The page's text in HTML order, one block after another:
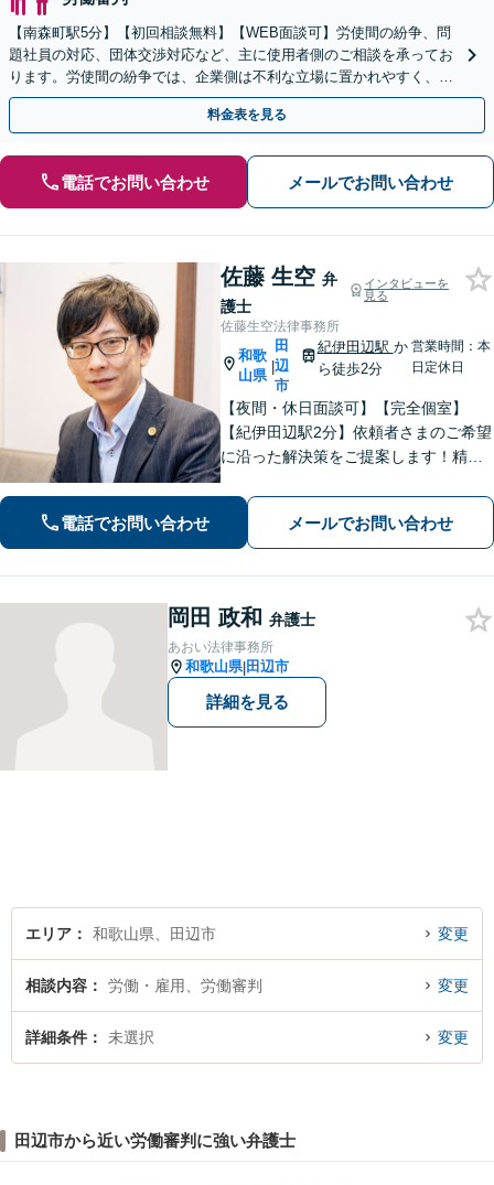
【南森町駅5分】【初回相談無料】【WEB面談可】労使間の紛争、問
題社員の対応、団体交渉対応など、主に使用者側のご相談を承ってお
ります。労使間の紛争では、企業側は不利な立場に置かれやすく、適
切な対応が必要です。お早めに弁護士にご相談ください。
料金表を見る
電話でお問い合わせ メールでお問い合わせ
佐藤 生空 弁
護士
インタビューを
見る
佐藤生空法律事務所
和歌
山県
|
田
辺
市
紀伊田辺駅 か
ら徒歩2分
営業時間：本
日定休日
【夜間・休日面談可】【完全個室】
【紀伊田辺駅2分】依頼者さまのご希望
に沿った解決策をご提案します！精神
交渉の豊富な経験を活かし、賠償金の
増額を目指します【相続問題】不動産
鑑定士等と連携し、最良の相続実現に
向けサポート
電話でお問い合わせ メールでお問い合わせ
岡田 政和 弁護士
あおい法律事務所
和歌山県|田辺市
詳細を見る
エリア 和歌山県、田辺市 変更
相談内容 労働・雇用、労働審判 変更
詳細条件 未選択 変更
田辺市から近い労働審判に強い弁護士